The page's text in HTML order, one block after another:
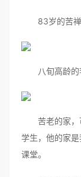
83岁的苦禅
八旬高龄的
苦老的家，
学生，他的家
课堂。